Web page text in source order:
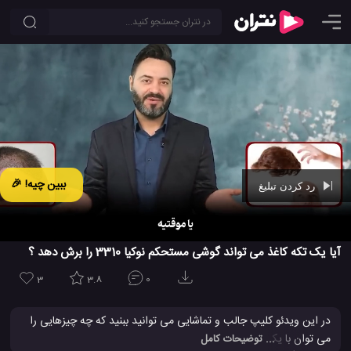
ببین چیه! 🎉 رد کردن تبلیغ
آیا یک تکه کاغذ می تواند گوشی مستحکم نوکیا 3310 را برش دهد ؟
3 3.8 0
در این ویدئو کلیپ جالب و تماشایی می توانید ببنید که چه چیزهایی را
می توان با یک تکه کاغذ برش داد و قطع کرد. این کاغذ متصل شده به
... توضیحات کامل